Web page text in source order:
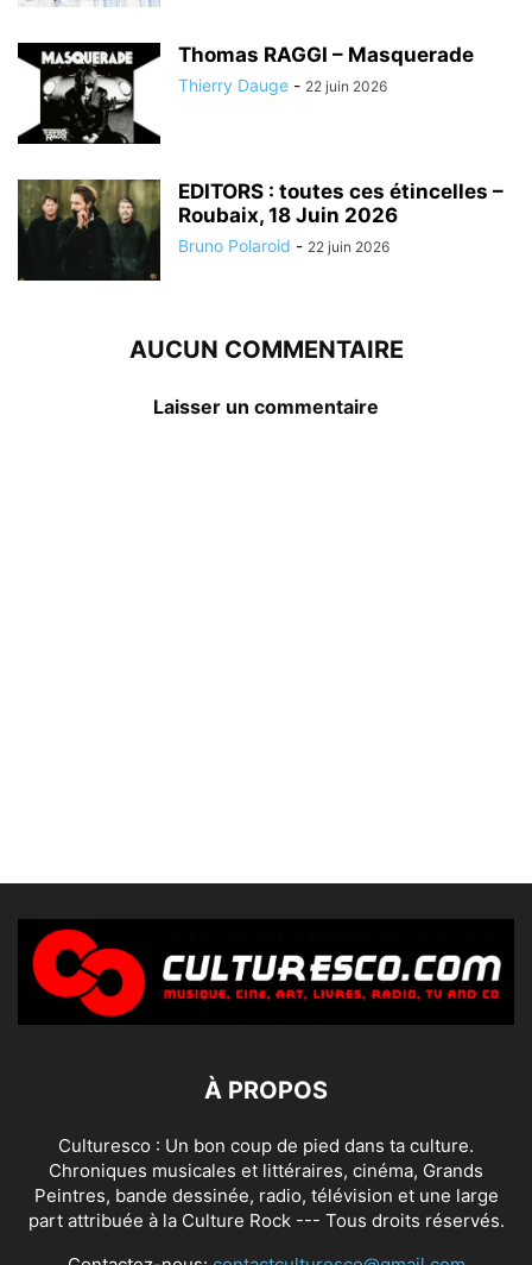
Thomas RAGGI – Masquerade
Thierry Dauge - 22 juin 2026
EDITORS : toutes ces étincelles –
Roubaix, 18 Juin 2026
Bruno Polaroid - 22 juin 2026
AUCUN COMMENTAIRE
Laisser un commentaire
À PROPOS
Culturesco : Un bon coup de pied dans ta culture.
Chroniques musicales et littéraires, cinéma, Grands
Peintres, bande dessinée, radio, télévision et une large
part attribuée à la Culture Rock --- Tous droits réservés.